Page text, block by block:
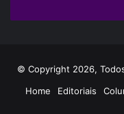
de
© Copyright 2026,
Home
Editoriais